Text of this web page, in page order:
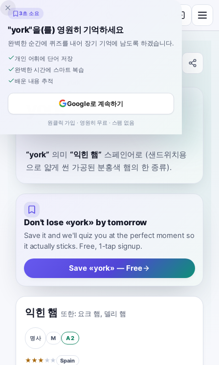
잉클링고
사전
홈›스페인어›사전
york
ʝoɾk
“york” 의미 “익힌 햄” 스페인어로 (샌드위치용
으로 얇게 썬 가공된 분홍색 햄의 한 종류).
Don't lose «york» by tomorrow
Save it and we'll quiz you at the perfect moment so
it actually sticks. Free, 1-tap signup.
Save «york» — Free
익힌 햄 또한: 요크 햄, 델리 햄
명사 M A2
★★★ ★ ★ Spain
3초 소요
"york"을(를) 영원히 기억하세요
완벽한 순간에 퀴즈를 내어 장기 기억에 남도록 하겠습니다.
개인 어휘에 단어 저장
완벽한 시간에 스마트 복습
배운 내용 추적
Google로 계속하기
원클릭 가입 · 영원히 무료 · 스팸 없음